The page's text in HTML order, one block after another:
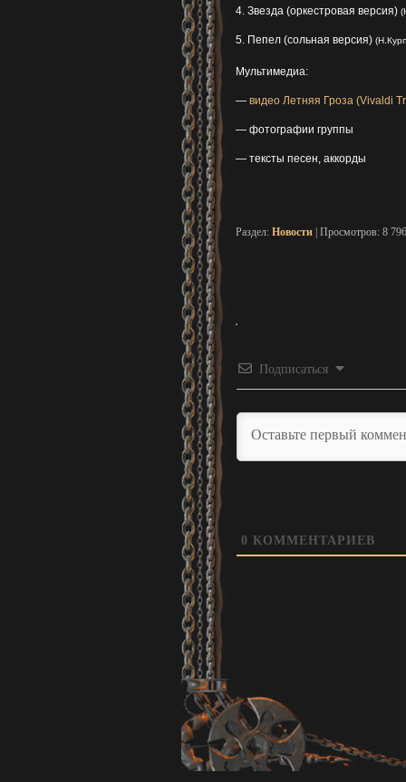
4. Звезда (оркестровая версия)
5. Пепел (сольная версия)
Мультимедиа:
— видео Летняя Гроза (Vivaldi
— фотографии группы
— тексты песен, аккорды
Раздел: Новости | Просмотров: 8 796
Подписаться
0 КОММЕНТАРИЕВ